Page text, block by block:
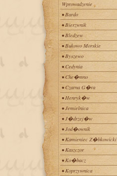
Wprowadzenie
• Bardo
• Bierzwnik
• Bledzew
• Bukowo Morskie
• Byszewo
• Cedynia
• Che�mno
• Czarna G�ra
• Henryk�w
• Jemielnica
• J�drzej�w
• Jod�ownik
• Kamieniec Z�bkowicki
• Kaszczor
• Ko�bacz
• Koprzywnica